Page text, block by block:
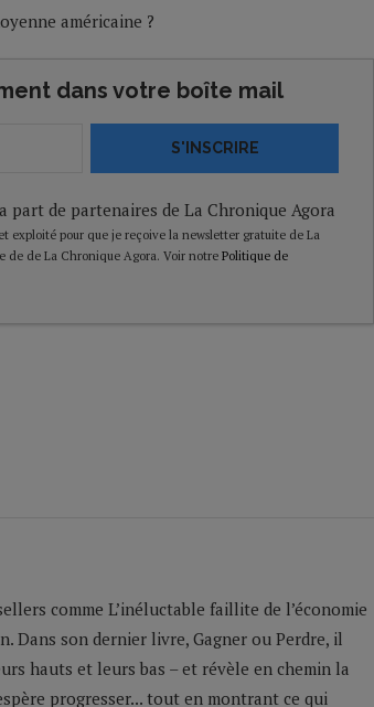
américaine ?
dans votre boîte mail
S'INSCRIRE
part de partenaires de La Chronique Agora
exploité pour que je reçoive la newsletter gratuite de La
de de La Chronique Agora. Voir notre Politique de
comme L’inéluctable faillite de l’économie
Dans son dernier livre, Gagner ou Perdre, il
hauts et leurs bas – et révèle en chemin la
progresser... tout en montrant ce qui